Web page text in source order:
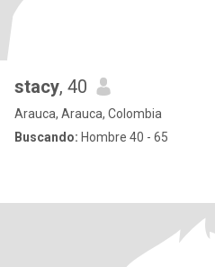
stacy, 40
Arauca, Arauca, Colombia
Buscando: Hombre 40 - 65